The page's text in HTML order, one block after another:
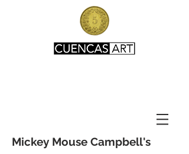
Mickey Mouse Campbell's